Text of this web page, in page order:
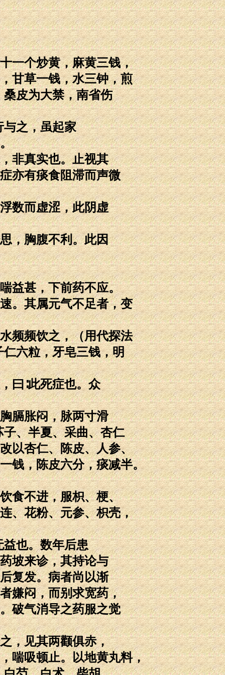
一个炒黄，麻黄三钱，
甘草一钱，水三钟，煎
皮为大禁，南省伤
与之，虽起家
非真实也。止视其
亦有痰食阻滞而声微
数而虚涩，此阴虚
，胸腹不利。此因
益甚，下前药不应。
。其属元气不足者，变
频频饮之，（用代探法
六粒，牙皂三钱，明
曰∶此死症也。众
膈胀闷，脉两寸滑
、半夏、采曲、杏仁
以杏仁、陈皮、人参、
钱，陈皮六分，痰减半。
食不进，服枳、梗、
、花粉、元参、枳壳，
益也。数年后患
坡来诊，其持论与
复发。病者尚以渐
嫌闷，而别求宽药，
破气消导之药服之觉
，见其两颧俱赤，
喘吸顿止。以地黄丸料，